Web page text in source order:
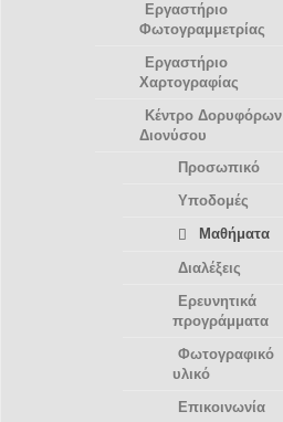
Εργαστήριο
Φωτογραμμετρίας
Εργαστήριο
Χαρτογραφίας
Κέντρο Δορυφόρων
Διονύσου
Προσωπικό
Υποδομές
Μαθήματα
Διαλέξεις
Ερευνητικά
προγράμματα
Φωτογραφικό
υλικό
Επικοινωνία